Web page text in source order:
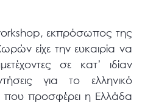
εκπρόσωπος της
είχε την ευκαιρία να
σε κατ’ ιδίαν
για το ελληνικό
που προσφέρει η Ελλάδα